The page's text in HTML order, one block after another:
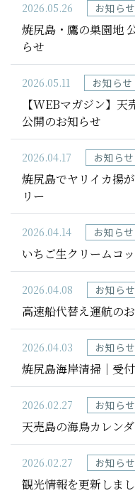
2026.05.26 お知らせ
焼尻島・鷹の巣園地
らせ
2026.05.11 お知らせ
【WEBマガジン】
公開のお知らせ
2026.04.17 お知らせ
焼尻島でヤリイカ揚
リー
2026.04.14 お知らせ
いちご生クリームコ
2026.04.08 お知らせ
高速船代替え運航の
2026.04.03 お知らせ
焼尻島海岸清掃｜受
2026.02.27 お知らせ
天売島の海鳥カレン
2026.02.27 お知らせ
観光情報を更新しまし